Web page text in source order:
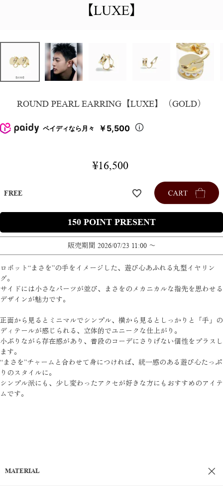
ROUND PEARL EARRING【LUXE】（GOLD）
ペイディなら月々 ￥5,500
¥16,500
FREE
150
販売期間 2026/07/23 11:00 〜
ロボット“まさを”の手をイメージした、遊び心あふれる丸型イヤリン
グ。
サイドには小さなパーツが並び、まさをのメカニカルな指先を思わせる
デザインが魅力です。
正面から見るとミニマルでシンプル、横から見るとしっかりと「手」の
ディテールが感じられる、立体的でユニークな仕上がり。
小ぶりながら存在感があり、普段のコーデにさりげない個性をプラスし
ます。
“まさを”チャームと合わせて身につければ、統一感のある遊び心たっぷ
りのスタイルに。
シンプル派にも、少し変わったアクセが好きな方にもおすすめのアイテ
ムです。
MATERIAL